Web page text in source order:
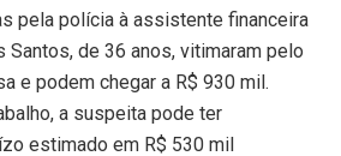
pela polícia à assistente financeira
Santos, de 36 anos, vitimaram pelo
e podem chegar a R$ 930 mil.
a suspeita pode ter
estimado em R$ 530 mil